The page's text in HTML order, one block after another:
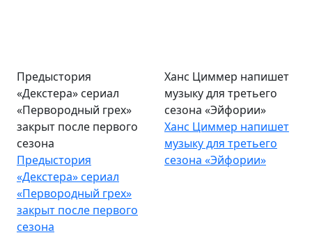
Предыстория
«Декстера» сериал
«Первородный грех»
закрыт после первого
сезона
Предыстория
«Декстера» сериал
«Первородный грех»
закрыт после первого
сезона
Ханс Циммер напишет
музыку для третьего
сезона «Эйфории»
Ханс Циммер напишет
музыку для третьего
сезона «Эйфории»